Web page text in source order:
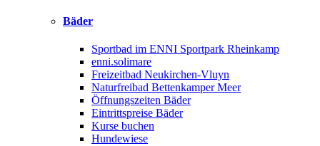
Bäder
Sportbad im ENNI Sportpark Rheinkamp
enni.solimare
Freizeitbad Neukirchen-Vluyn
Naturfreibad Bettenkamper Meer
Öffnungszeiten Bäder
Eintrittspreise Bäder
Kurse buchen
Hundewiese